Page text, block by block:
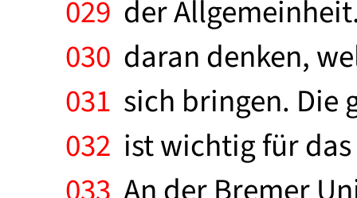
029 der
030 daran denken,
031 sich bringen. Die
032 ist wichtig für